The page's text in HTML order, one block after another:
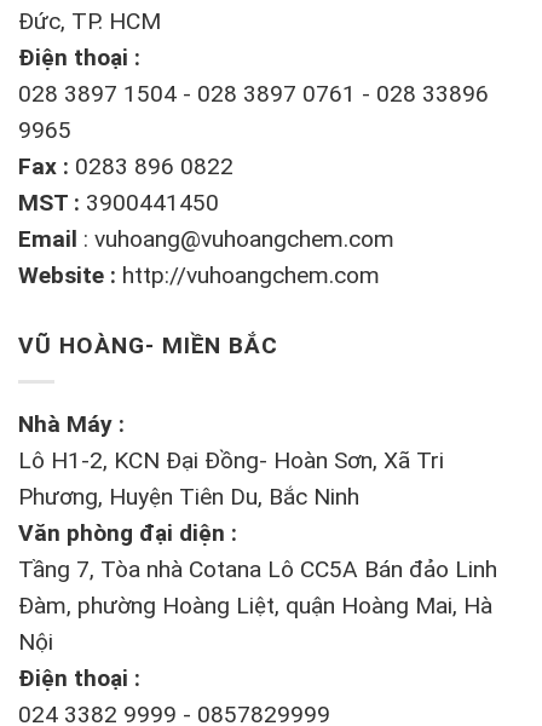
Đức, TP. HCM
Điện thoại :
028 3897 1504 - 028 3897 0761 - 028 33896
9965
Fax : 0283 896 0822
MST : 3900441450
Email : vuhoang@vuhoangchem.com
Website : http://vuhoangchem.com
VŨ HOÀNG- MIỀN BẮC
Nhà Máy :
Lô H1-2, KCN Đại Đồng- Hoàn Sơn, Xã Tri
Phương, Huyện Tiên Du, Bắc Ninh
Văn phòng đại diện :
Tầng 7, Tòa nhà Cotana Lô CC5A Bán đảo Linh
Đàm, phường Hoàng Liệt, quận Hoàng Mai, Hà
Nội
Điện thoại :
024 3382 9999 - 0857829999